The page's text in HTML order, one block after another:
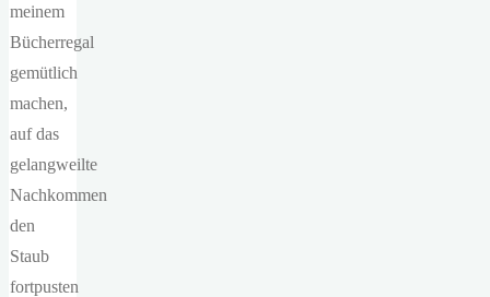
meinem
Bücherregal
gemütlich
machen,
auf das
gelangweilte
Nachkommen
den
Staub
fortpusten